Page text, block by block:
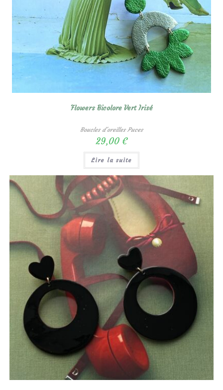
Flowers Bicolore Vert Irisé
Boucles d'oreilles Puces
29,00 €
Lire la suite